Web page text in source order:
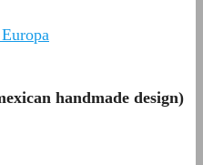
handmade design)